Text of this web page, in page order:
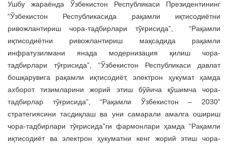
Ушбу жараёнда Ўзбекистон Республикаси Президентининг
“Ўзбекистон Республикасида рақамли иқтисодиётни
ривожлантириш чора-тадбирлари тўғрисида”, “Рақамли
иқтисодиётни ривожлантириш мақсадида рақамли
инфратузилмани янада модернизация қилиш чора-
тадбирлари тўғрисида”, “Ўзбекистон Республикаси давлат
бошқарувига рақамли иқтисодиёт, электрон ҳукумат ҳамда
ахборот тизимларини жорий этиш бўйича қўшимча чора-
тадбирлар тўғрисида”, “Рақамли Ўзбекистон – 2030”
стратегиясини тасдиқлаш ва уни самарали амалга ошириш
чора-тадбирлари тўғрисида”ги фармонлари ҳамда “Рақамли
иқтисодиёт ва электрон ҳукуматни кенг жорий этиш чора-